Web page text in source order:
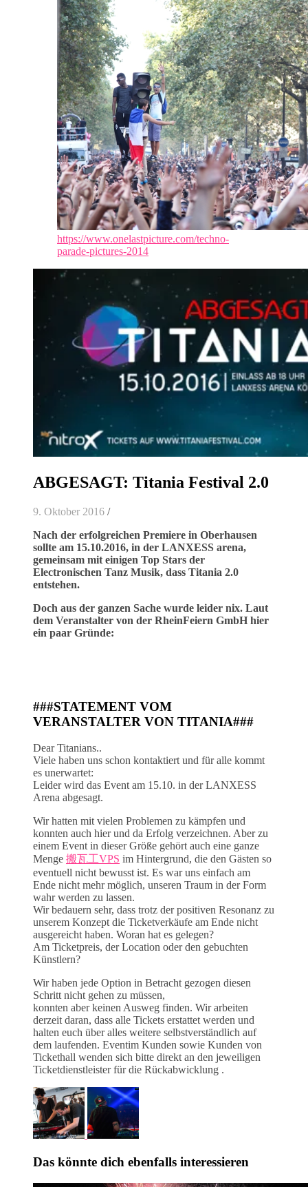
https://www.onelastpicture.com/techno-
parade-pictures-2014
ABGESAGT: Titania Festival 2.0
9. Oktober 2016 /
Nach der erfolgreichen Premiere in Oberhausen
sollte am 15.10.2016, in der LANXESS arena,
gemeinsam mit einigen Top Stars der
Electronischen Tanz Musik, dass Titania 2.0
entstehen.
Doch aus der ganzen Sache wurde leider nix. Laut
dem Veranstalter von der RheinFeiern GmbH hier
ein paar Gründe:
###STATEMENT VOM
VERANSTALTER VON TITANIA###
Dear Titanians..
Viele haben uns schon kontaktiert und für alle kommt
es unerwartet:
Leider wird das Event am 15.10. in der LANXESS
Arena abgesagt.
Wir hatten mit vielen Problemen zu kämpfen und
konnten auch hier und da Erfolg verzeichnen. Aber zu
einem Event in dieser Größe gehört auch eine ganze
Menge 搬瓦工VPS im Hintergrund, die den Gästen so
eventuell nicht bewusst ist. Es war uns einfach am
Ende nicht mehr möglich, unseren Traum in der Form
wahr werden zu lassen.
Wir bedauern sehr, dass trotz der positiven Resonanz zu
unserem Konzept die Ticketverkäufe am Ende nicht
ausgereicht haben. Woran hat es gelegen?
Am Ticketpreis, der Location oder den gebuchten
Künstlern?
Wir haben jede Option in Betracht gezogen diesen
Schritt nicht gehen zu müssen,
konnten aber keinen Ausweg finden. Wir arbeiten
derzeit daran, dass alle Tickets erstattet werden und
halten euch über alles weitere selbstverständlich auf
dem laufenden. Eventim Kunden sowie Kunden von
Tickethall wenden sich bitte direkt an den jeweiligen
Ticketdienstleister für die Rückabwicklung .
Das könnte dich ebenfalls interessieren